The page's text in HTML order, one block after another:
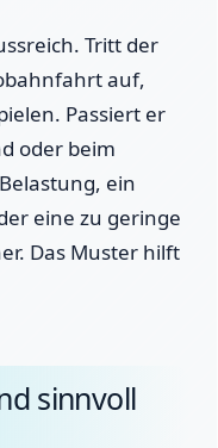
Tritt der
auf,
Passiert er
oder beim
ein
eine zu geringe
Das Muster hilft
sinnvoll